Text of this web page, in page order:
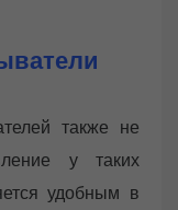
также не
у таких
удобным в